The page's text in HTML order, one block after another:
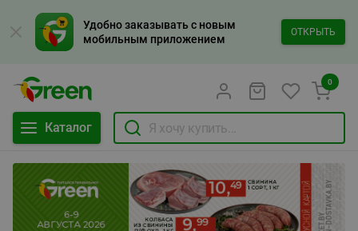
Удобно заказывать с новым
мобильным приложением
ОТКРЫТЬ
Каталог
0